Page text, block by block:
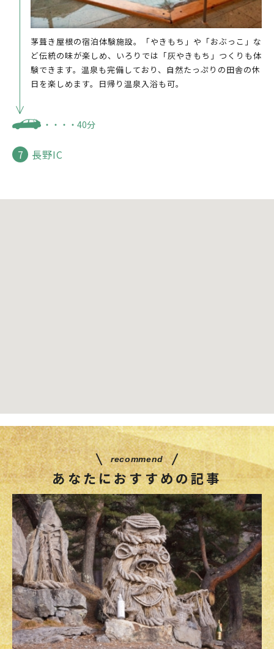
茅葺き屋根の宿泊体験施設。「やきもち」や「おぶっこ」な
ど伝統の味が楽しめ、いろりでは「灰やきもち」つくりも体
験できます。温泉も完備しており、自然たっぷりの田舎の休
日を楽しめます。日帰り温泉入浴も可。
・・・・40分
長野IC
recommend
あなたにおすすめの記事